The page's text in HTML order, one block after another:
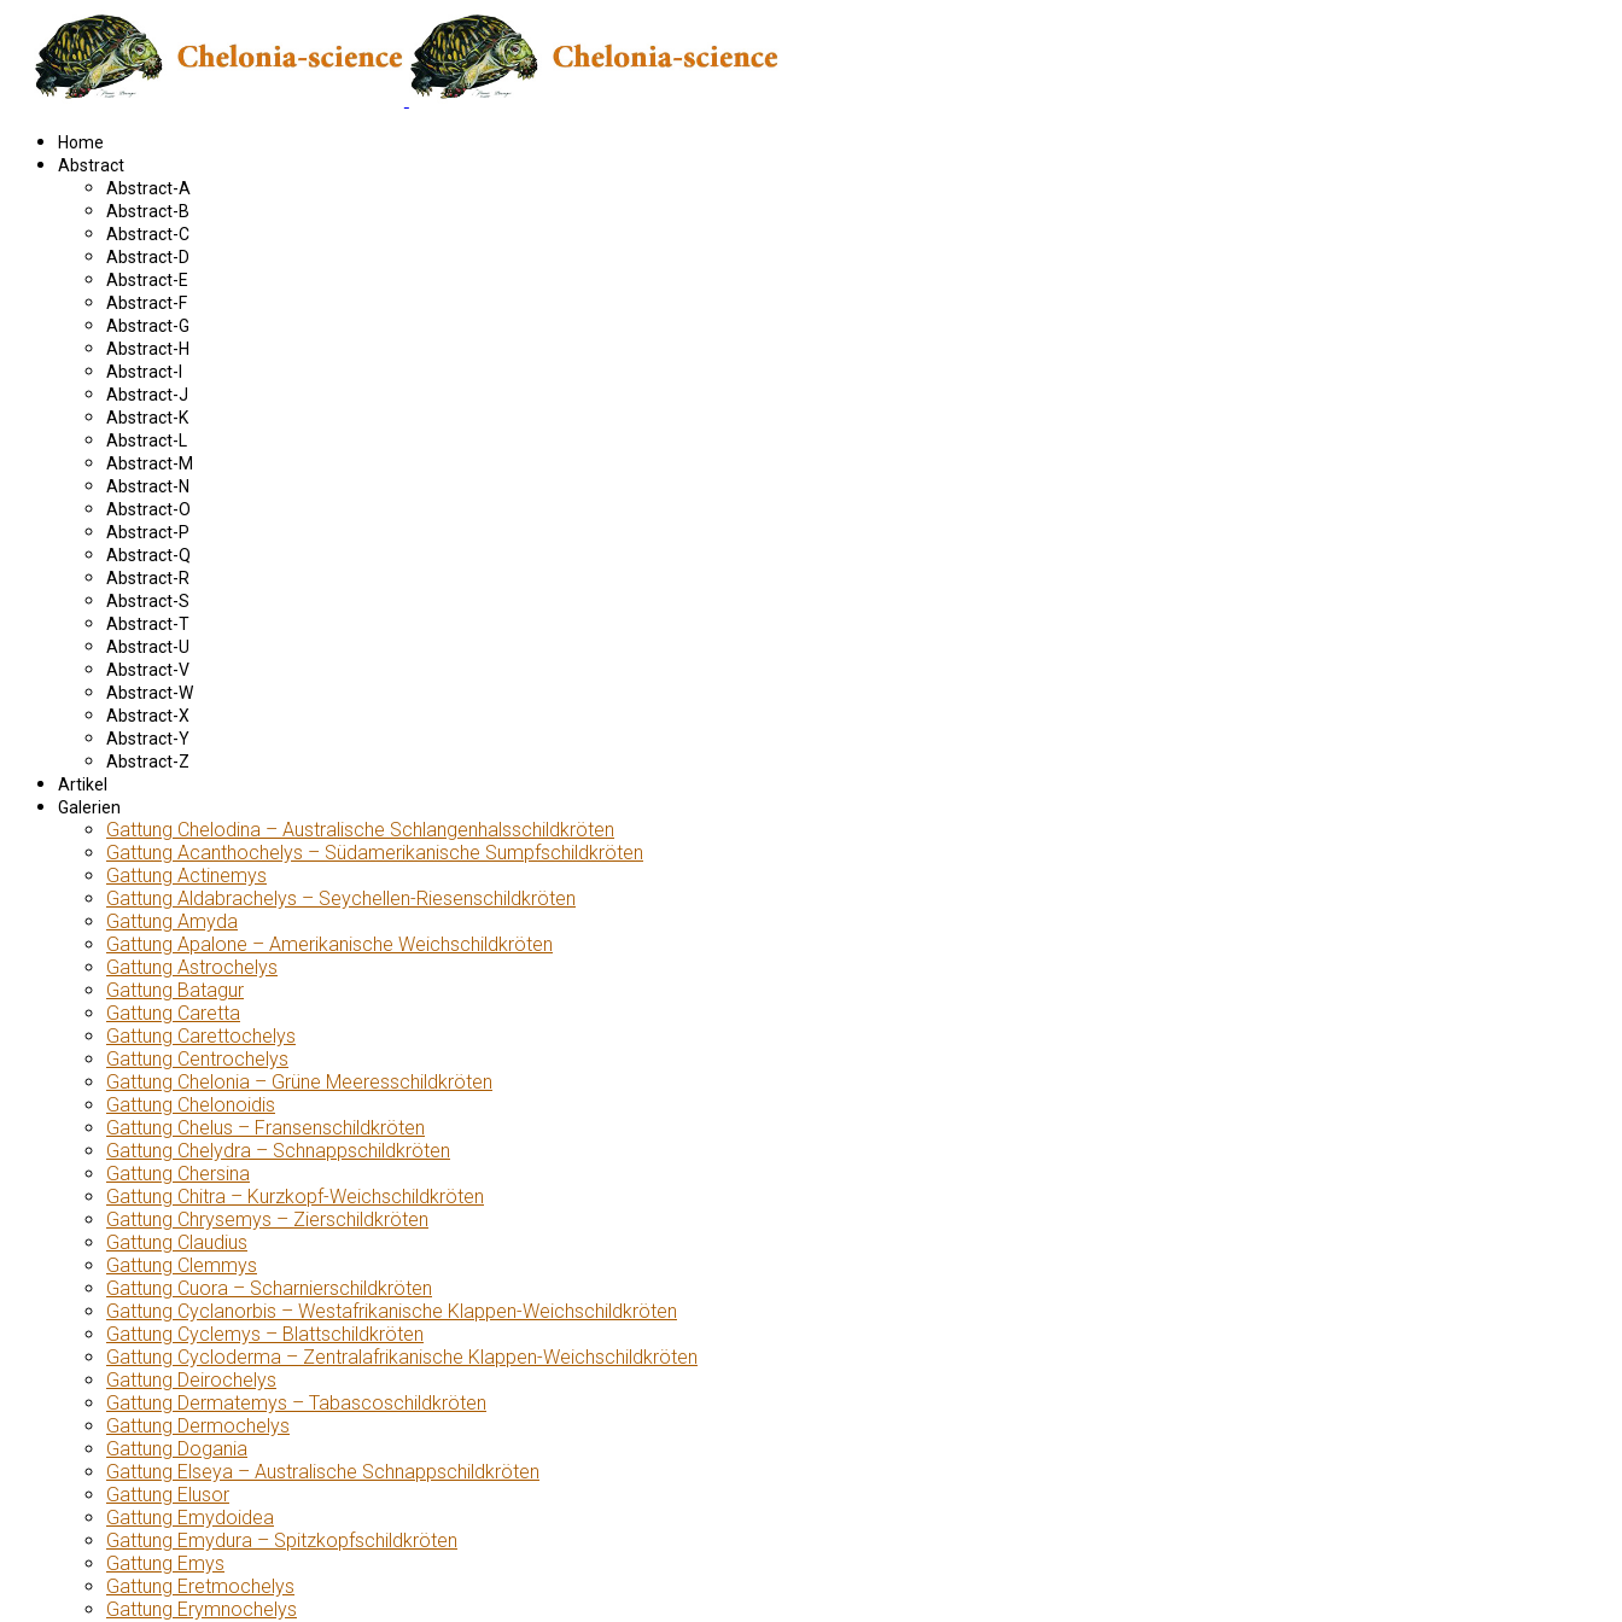
Home
Abstract
Abstract-A
Abstract-B
Abstract-C
Abstract-D
Abstract-E
Abstract-F
Abstract-G
Abstract-H
Abstract-I
Abstract-J
Abstract-K
Abstract-L
Abstract-M
Abstract-N
Abstract-O
Abstract-P
Abstract-Q
Abstract-R
Abstract-S
Abstract-T
Abstract-U
Abstract-V
Abstract-W
Abstract-X
Abstract-Y
Abstract-Z
Artikel
Galerien
Gattung Chelodina – Australische Schlangenhalsschildkröten
Gattung Acanthochelys – Südamerikanische Sumpfschildkröten
Gattung Actinemys
Gattung Aldabrachelys – Seychellen-Riesenschildkröten
Gattung Amyda
Gattung Apalone – Amerikanische Weichschildkröten
Gattung Astrochelys
Gattung Batagur
Gattung Caretta
Gattung Carettochelys
Gattung Centrochelys
Gattung Chelonia – Grüne Meeresschildkröten
Gattung Chelonoidis
Gattung Chelus – Fransenschildkröten
Gattung Chelydra – Schnappschildkröten
Gattung Chersina
Gattung Chitra – Kurzkopf-Weichschildkröten
Gattung Chrysemys – Zierschildkröten
Gattung Claudius
Gattung Clemmys
Gattung Cuora – Scharnierschildkröten
Gattung Cyclanorbis – Westafrikanische Klappen-Weichschildkröten
Gattung Cyclemys – Blattschildkröten
Gattung Cycloderma – Zentralafrikanische Klappen-Weichschildkröten
Gattung Deirochelys
Gattung Dermatemys – Tabascoschildkröten
Gattung Dermochelys
Gattung Dogania
Gattung Elseya – Australische Schnappschildkröten
Gattung Elusor
Gattung Emydoidea
Gattung Emydura – Spitzkopfschildkröten
Gattung Emys
Gattung Eretmochelys
Gattung Erymnochelys